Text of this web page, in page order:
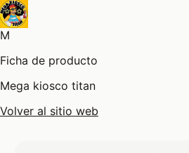
M
Ficha de producto
Mega kiosco titan
Volver al sitio web